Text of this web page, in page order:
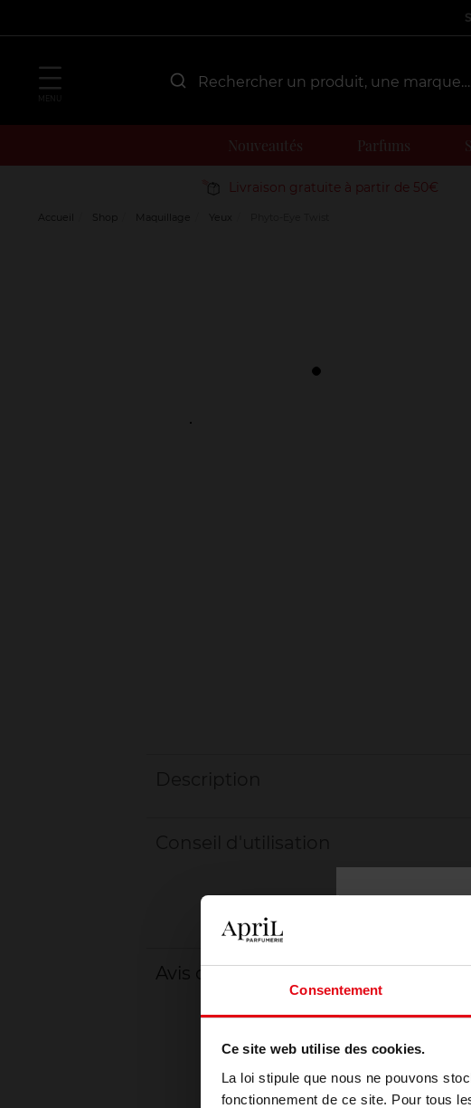
Consentement
Ce site web utilise des cookies.
La loi stipule que nous ne pouvons
fonctionnement de ce site. Pour tous
Nouveautés Parfums
Livraison gratuite à partir de 50€
Accueil Shop Maquillage Yeux
Avis client